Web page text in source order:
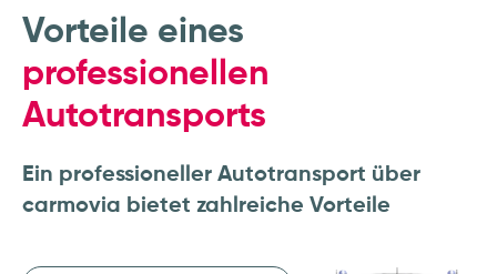
Vorteile eines
professionellen
Autotransports
Ein professioneller Autotransport über
carmovia bietet zahlreiche Vorteile